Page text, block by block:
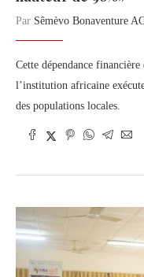
Par Sêmèvo Bonaventure
Cette dépendance
l’institution africaine
des populations locales.